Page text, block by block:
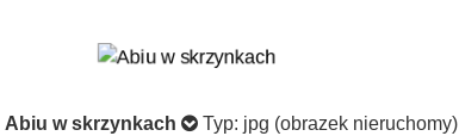
Abiu w skrzynkach
Typ: jpg (obrazek nieruchomy)